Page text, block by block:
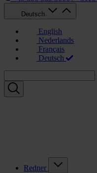
Deutsch
English
Nederlands
Français
Deutsch
Redner